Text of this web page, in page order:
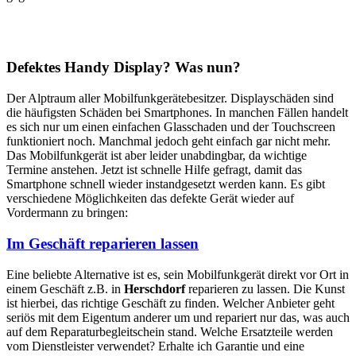
Defektes Handy Display? Was nun?
Der Alptraum aller Mobilfunkgerätebesitzer. Displayschäden sind
die häufigsten Schäden bei Smartphones. In manchen Fällen handelt
es sich nur um einen einfachen Glasschaden und der Touchscreen
funktioniert noch. Manchmal jedoch geht einfach gar nicht mehr.
Das Mobilfunkgerät ist aber leider unabdingbar, da wichtige
Termine anstehen. Jetzt ist schnelle Hilfe gefragt, damit das
Smartphone schnell wieder instandgesetzt werden kann. Es gibt
verschiedene Möglichkeiten das defekte Gerät wieder auf
Vordermann zu bringen:
Im Geschäft reparieren lassen
Eine beliebte Alternative ist es, sein Mobilfunkgerät direkt vor Ort in
einem Geschäft z.B. in Herschdorfreparieren zu lassen. Die Kunst
ist hierbei, das richtige Geschäft zu finden. Welcher Anbieter geht
seriös mit dem Eigentum anderer um und repariert nur das, was auch
auf dem Reparaturbegleitschein stand. Welche Ersatzteile werden
vom Dienstleister verwendet? Erhalte ich Garantie und eine